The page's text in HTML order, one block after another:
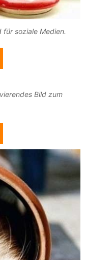
für soziale Medien.
Bild zum